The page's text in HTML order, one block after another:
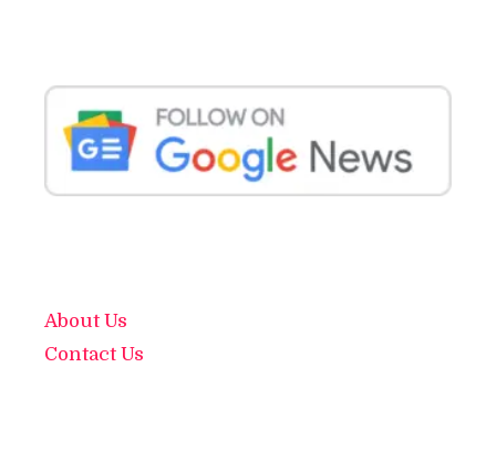
About Us
Contact Us